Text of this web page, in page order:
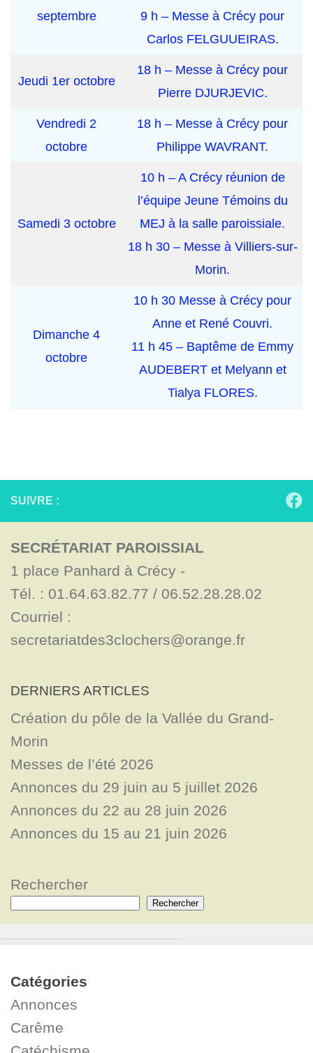
septembre
9 h – Messe à Crécy pour
Carlos FELGUUEIRAS.
Jeudi 1er octobre
18 h – Messe à Crécy pour
Pierre DJURJEVIC.
Vendredi 2
octobre
18 h – Messe à Crécy pour
Philippe WAVRANT.
Samedi 3 octobre
10 h – A Crécy réunion de
l’équipe Jeune Témoins du
MEJ à la salle paroissiale.
18 h 30 – Messe à Villiers-sur-
Morin.
Dimanche 4
octobre
10 h 30 Messe à Crécy pour
Anne et René Couvri.
11 h 45 – Baptême de Emmy
AUDEBERT et Melyann et
Tialya FLORES.
SUIVRE :
SECRÉTARIAT PAROISSIAL
1 place Panhard à Crécy -
Tél. : 01.64.63.82.77 / 06.52.28.28.02
Courriel :
secretariatdes3clochers@orange.fr
DERNIERS ARTICLES
Création du pôle de la Vallée du Grand-
Morin
Messes de l’été 2026
Annonces du 29 juin au 5 juillet 2026
Annonces du 22 au 28 juin 2026
Annonces du 15 au 21 juin 2026
Rechercher
Rechercher
Catégories
Annonces
Carême